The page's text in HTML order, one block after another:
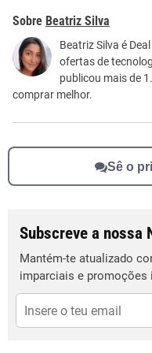
Este conteúdo contém
Este conteúdo não tem
Outro
Beatriz Silva
Beatriz Silva é
ofertas de
publicou mais de
comprar melhor.
Sê o
Subscreve a nossa
Mantém-te atualizado
imparciais e promoções